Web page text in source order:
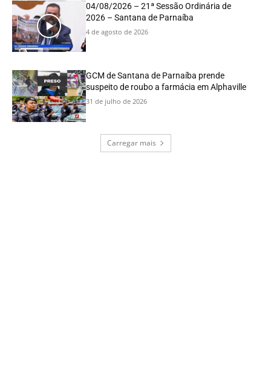
04/08/2026 – 21ª Sessão Ordinária de
2026 – Santana de Parnaíba
4 de agosto de 2026
GCM de Santana de Parnaíba prende
suspeito de roubo a farmácia em Alphaville
31 de julho de 2026
Carregar mais